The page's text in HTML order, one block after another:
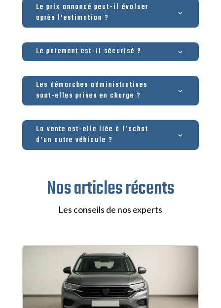
Le prix annoncé peut-il évoluer
après l’estimation ?
Le paiement est-il sécurisé ?
Les démarches administratives
sont-elles prises en charge ?
La vente est-elle liée à l’achat
d’un autre véhicule ?
Nos articles récents
Les conseils de nos experts